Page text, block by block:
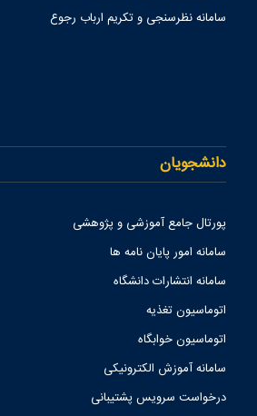
سامانه نظرسنجی و تکریم ارباب رجوع
دانشجویان
پورتال جامع آموزشی و پژوهشی
سامانه امور پایان نامه ها
سامانه انتشارات دانشگاه
اتوماسیون تغذیه
اتوماسیون خوابگاه
سامانه آموزش الکترونیکی
درخواست سرویس پشتیبانی